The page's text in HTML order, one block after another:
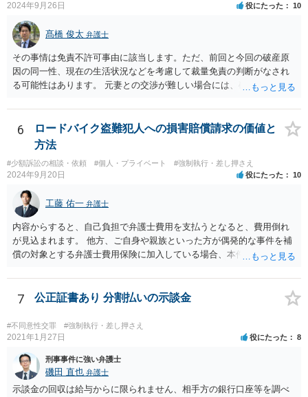
えて、公正証書に記載する以上は、その金額の支払を求められる前提
でご判断されるべきかと思われます。
2024年9月26日 役にたった 10
髙橋 俊太 弁護士
その事情は免責不許可事由に該当します。ただ、前回と今回の破産原
因の同一性、現在の生活状況などを考慮して裁量免責の判断がなされ
る可能性はあります。 元妻との交渉が難しい場合には、破産も検討な
証役場に伝える事柄ではありません。
6
ロードバイク盗難犯人への損害賠償請求の価値と
方法
#少額訴訟の相談・依頼 #個人・プライベート #強制執行・差し押さえ
2024年9月20日 役にたった 10
工藤 佑一 弁護士
内容からすると、自己負担で弁護士費用を支払うとなると、費用倒れ
が見込まれます。 他方、ご自身や親族といった方が偶発的な事件を補
償の対象とする弁護士費用保険に加入している場合、本件で適用でき
えます。
7 公正証書あり 分割払いの示談金
#不同意性交罪 #強制執行・差し押さえ
2021年1月27日 役にたった 8
刑事事件に強い弁護士
磯田 直也 弁護士
示談金の回収は給与からに限られません、相手方の銀行口座等を調べ